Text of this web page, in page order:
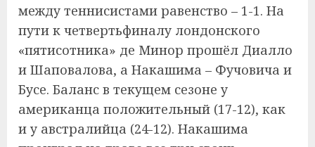
между теннисистами равенство – 1-1. На
пути к четвертьфиналу лондонского
«пятисотника» де Минор прошёл Диалло
и Шаповалова, а Накашима – Фучовича и
Бусе. Баланс в текущем сезоне у
американца положительный (17-12), как
и у австралийца (24-12). Накашима